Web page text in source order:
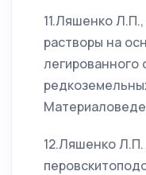
11.Ляшенко
растворы на
легированного
12.Ляшенко